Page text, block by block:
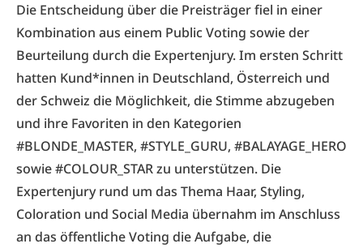
Die Entscheidung über die Preisträger fiel in einer
Kombination aus einem Public Voting sowie der
Beurteilung durch die Expertenjury. Im ersten Schritt
hatten Kund*innen in Deutschland, Österreich und
der Schweiz die Möglichkeit, die Stimme abzugeben
und ihre Favoriten in den Kategorien
#BLONDE_MASTER, #STYLE_GURU, #BALAYAGE_HERO
sowie #COLOUR_STAR zu unterstützen. Die
Expertenjury rund um das Thema Haar, Styling,
Coloration und Social Media übernahm im Anschluss
an das öffentliche Voting die Aufgabe, die